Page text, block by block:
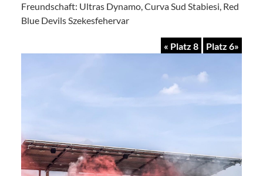
Freundschaft: Ultras Dynamo, Curva Sud Stabiesi, Red
Blue Devils Szekesfehervar
« Platz 8 Platz 6»